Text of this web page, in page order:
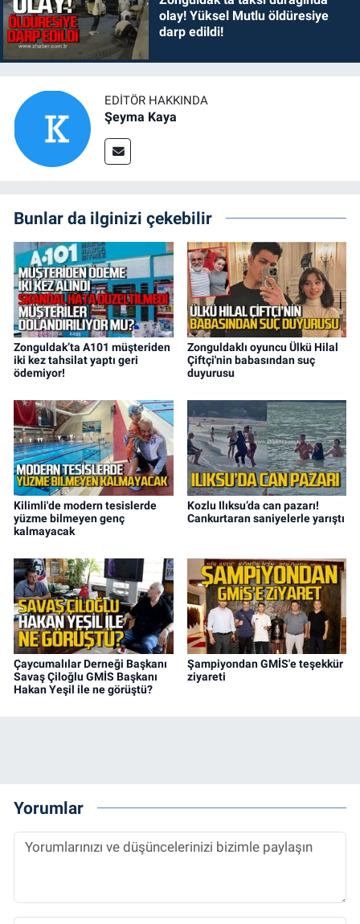
olay! Yüksel Mutlu öldüresiye
darp edildi!
EDITÖR HAKKINDA
Şeyma Kaya
Bunlar da ilginizi çekebilir
Zonguldak’ta A101 müşteriden
iki kez tahsilat yaptı geri
ödemiyor!
Zonguldaklı oyuncu Ülkü Hilal
Çiftçi'nin babasından suç
duyurusu
Kilimli'de modern tesislerde
yüzme bilmeyen genç
kalmayacak
Kozlu Ilıksu’da can pazarı!
Cankurtaran saniyelerle yarıştı
Çaycumalılar Derneği Başkanı
Savaş Çiloğlu GMİS Başkanı
Hakan Yeşil ile ne görüştü?
Şampiyondan GMİS'e teşekkür
ziyareti
Yorumlar